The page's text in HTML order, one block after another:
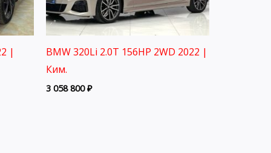
|
BMW 320Li 2.0T 156HP 2WD 2022 |
Ким.
3 058 800₽